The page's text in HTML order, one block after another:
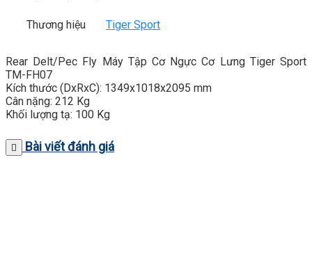
Thương hiệu Tiger Sport
Rear Delt/Pec Fly Máy Tập Cơ Ngực Cơ Lưng Tiger Sport
TM-FH07
Kích thước (DxRxC): 1349x1018x2095 mm
Cân nặng: 212 Kg
Khối lượng tạ: 100 Kg
Bài viết đánh giá